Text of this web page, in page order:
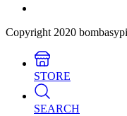
Copyright 2020
STORE
SEARCH